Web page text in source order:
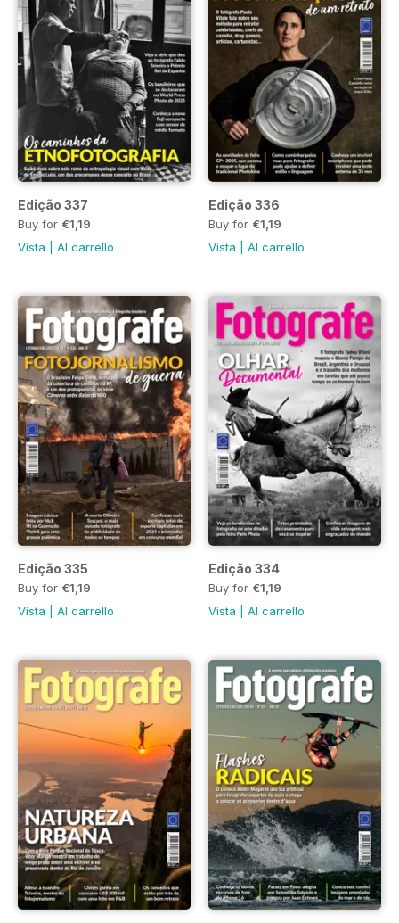
Edição 337
Buy for €1,19
Vista
Al carrello
Edição 336
Buy for €1,19
Vista
Al carrello
Edição 335
Buy for €1,19
Vista
Al carrello
Edição 334
Buy for €1,19
Vista
Al carrello